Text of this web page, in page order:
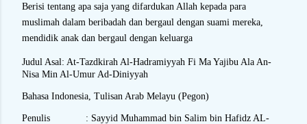
Berisi tentang apa saja yang difardukan Allah kepada para
muslimah dalam beribadah dan bergaul dengan suami mereka,
mendidik anak dan bergaul dengan keluarga
Judul Asal: At-Tazdkirah Al-Hadramiyyah Fi Ma Yajibu Ala An-
Nisa Min Al-Umur Ad-Diniyyah
Bahasa Indonesia, Tulisan Arab Melayu (Pegon)
Penulis
: Sayyid Muhammad bin Salim bin Hafidz AL-